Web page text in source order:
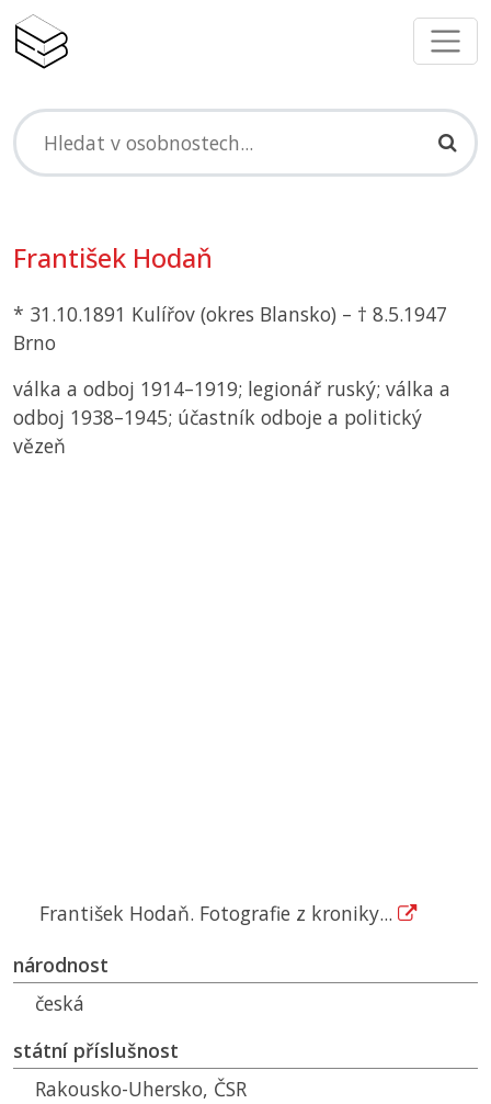
František Hodaň
* 31.10.1891 Kulířov (okres Blansko) – † 8.5.1947
Brno
válka a odboj 1914–1919; legionář ruský; válka a
odboj 1938–1945; účastník odboje a politický
vězeň
František Hodaň. Fotografie z kroniky...
národnost
česká
státní příslušnost
Rakousko-Uhersko, ČSR